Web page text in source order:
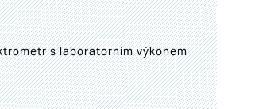
s laboratorním výkonem